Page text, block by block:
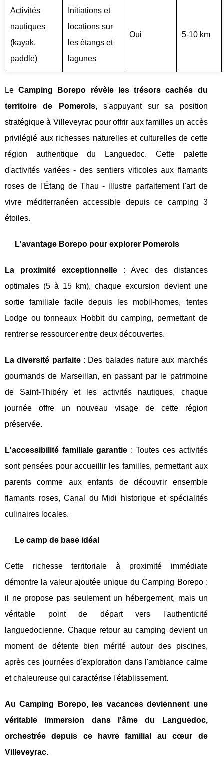
Activités
nautiques
(kayak,
paddle)
Initiations et
locations sur
les étangs et
lagunes
Oui 5-10 km
LeCamping Borepo révèle les trésors cachés du
territoire de Pomerols, s'appuyant sur sa position
stratégique à Villeveyrac pour offrir aux familles un accès
privilégié aux richesses naturelles et culturelles de cette
région authentique du Languedoc. Cette palette
d'activités variées - des sentiers viticoles aux flamants
roses de l'Étang de Thau - illustre parfaitement l'art de
vivre méditerranéen accessible depuis ce camping 3
étoiles.
L'avantage Borepo pour explorer Pomerols
La proximité exceptionnelle: Avec des distances
optimales (5 à 15 km), chaque excursion devient une
sortie familiale facile depuis les mobil-homes, tentes
Lodge ou tonneaux Hobbit du camping, permettant de
rentrer se ressourcer entre deux découvertes.
La diversité parfaite: Des balades nature aux marchés
gourmands de Marseillan, en passant par le patrimoine
de Saint-Thibéry et les activités nautiques, chaque
journée offre un nouveau visage de cette région
préservée.
L'accessibilité familiale garantie : Toutes ces activités
sont pensées pour accueillir les familles, permettant aux
parents comme aux enfants de découvrir ensemble
flamants roses, Canal du Midi historique et spécialités
culinaires locales.
Le camp de base idéal
Cette richesse territoriale à proximité immédiate
démontre la valeur ajoutée unique du Camping Borepo :
il ne propose pas seulement un hébergement, mais un
véritable point de départ vers l'authenticité
languedocienne. Chaque retour au camping devient un
moment de détente bien mérité autour des piscines,
après ces journées d'exploration dans l'ambiance calme
et chaleureuse qui caractérise l'établissement.
Au Camping Borepo, les vacances deviennent une
véritable immersion dans l'âme du Languedoc,
orchestrée depuis ce havre familial au cœur de
Villeveyrac.